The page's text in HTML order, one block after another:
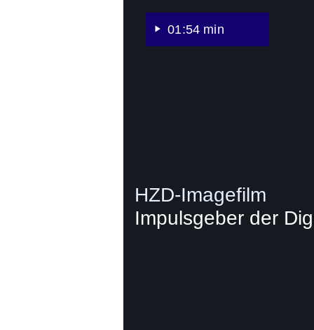
01:54 min
HZD-Imagefilm
Impulsgeber der